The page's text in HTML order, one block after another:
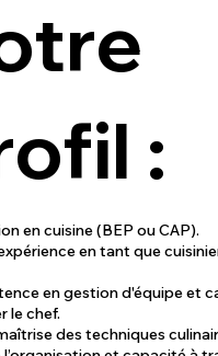
:
en cuisine (BEP ou CAP).
en tant que
en gestion d'équipe et
le chef.
des techniques